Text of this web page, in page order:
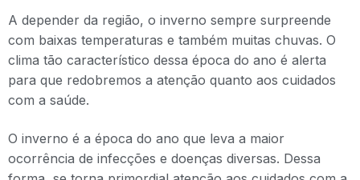
A depender da região, o inverno sempre surpreende
com baixas temperaturas e também muitas chuvas. O
clima tão característico dessa época do ano é alerta
para que redobremos a atenção quanto aos cuidados
com a saúde.
O inverno é a época do ano que leva a maior
ocorrência de infecções e doenças diversas. Dessa